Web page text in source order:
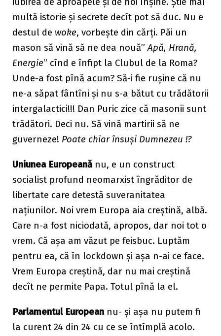
multă istorie și secrete decît pot să duc. Nu e
destul de woke, vorbește din cărți. Păi un
mason să vină să ne dea nouă”Apă, Hrană,
Energie” cînd e înfipt la Clubul de la Roma?
Unde-a fost pînă acum? Să-i fie rușine că nu
ne-a săpat fântîni și nu s-a bătut cu trădătorii
intergalactici!!! Dan Puric zice că masonii sunt
trădători. Deci nu. Să vină martirii să ne
guverneze! Poate chiar însuși Dumnezeu !?
Uniunea Europeanănu, e un construct
socialist profund neomarxist îngrăditor de
libertate care detestă suveranitatea
națiunilor. Noi vrem Europa aia creștină, albă.
Care n-a fost niciodată, apropos, dar noi tot o
vrem. Că așa am văzut pe feisbuc. Luptăm
pentru ea, că în lockdown și așa n-ai ce face.
Vrem Europa creștină, dar nu mai creștină
decît ne permite Papa. Totul pînă la el.
Parlamentul European nu- și așa nu putem fi
la curent 24 din 24 cu ce se întîmplă acolo.